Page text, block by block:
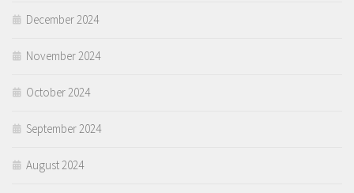
December 2024
November 2024
October 2024
September 2024
August 2024